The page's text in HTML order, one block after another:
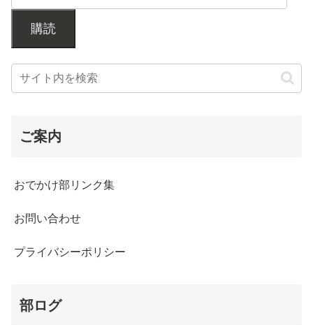
購読
ご案内
おでかけ部リンク集
お問い合わせ
プライバシーポリシー
部ログ